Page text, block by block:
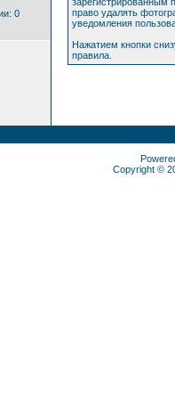
0
право удалять
уведомления
Нажатием кнопки
правила.
Copyright ©